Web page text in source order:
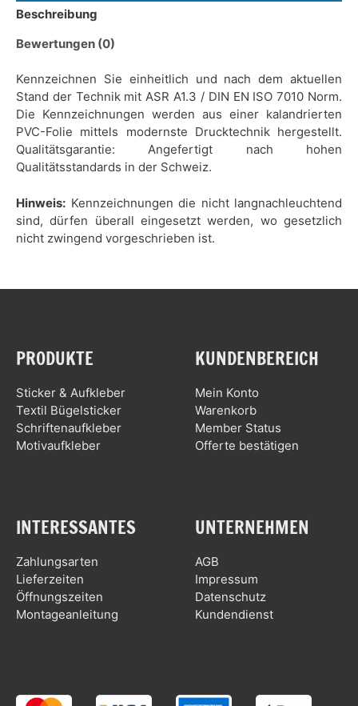
Beschreibung
Bewertungen (0)
Kennzeichnen Sie einheitlich und nach dem aktuellen
Stand der Technik mit ASR A1.3 / DIN EN ISO 7010 Norm.
Die Kennzeichnungen werden aus einer kalandrierten
PVC-Folie mittels modernste Drucktechnik hergestellt.
Qualitätsgarantie: Angefertigt nach hohen
Qualitätsstandards in der Schweiz.
Hinweis: Kennzeichnungen die nicht langnachleuchtend
sind, dürfen überall eingesetzt werden, wo gesetzlich
nicht zwingend vorgeschrieben ist.
PRODUKTE
Sticker & Aufkleber
Textil Bügelsticker
Schriftenaufkleber
Motivaufkleber
KUNDENBEREICH
Mein Konto
Warenkorb
Member Status
Offerte bestätigen
INTERESSANTES
Zahlungsarten
Lieferzeiten
Öffnungszeiten
Montageanleitung
UNTERNEHMEN
AGB
Impressum
Datenschutz
Kundendienst